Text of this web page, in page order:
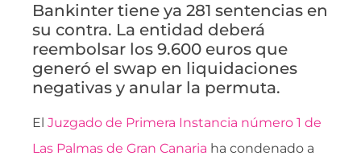
Bankinter tiene ya 281 sentencias en
su contra. La entidad deberá
reembolsar los 9.600 euros que
generó el swap en liquidaciones
negativas y anular la permuta.
El Juzgado de Primera Instancia número 1 de
Las Palmas de Gran Canaria ha condenado a